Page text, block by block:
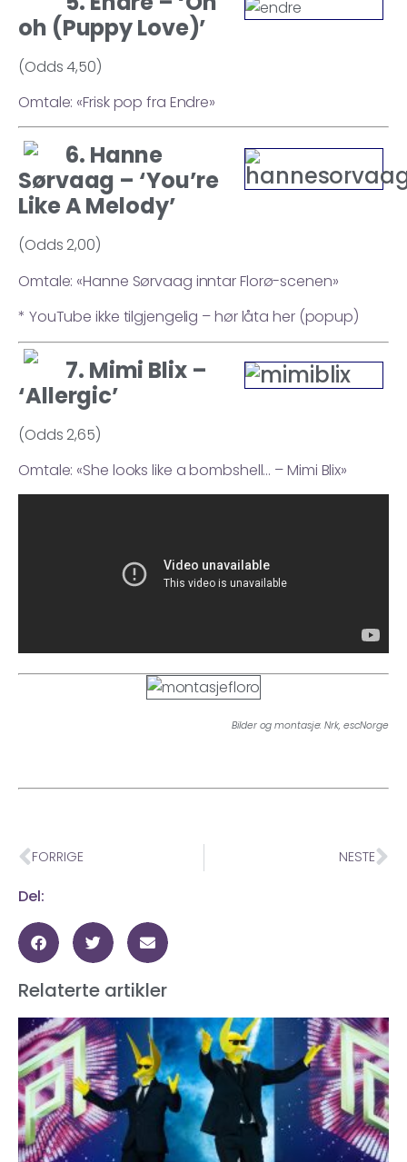
oh (Puppy Love)’
(Odds 4,50)
Omtale: «Frisk pop fra Endre»
6. Hanne
Sørvaag – ‘You’re
Like A Melody’
(Odds 2,00)
Omtale: «Hanne Sørvaag inntar Florø-scenen»
* YouTube ikke tilgjengelig – hør låta her (popup)
7. Mimi Blix –
‘Allergic’
(Odds 2,65)
Omtale: «She looks like a bombshell… – Mimi Blix»
Bilder og montasje: Nrk, escNorge
FORRIGE NESTE
Del:
Relaterte artikler